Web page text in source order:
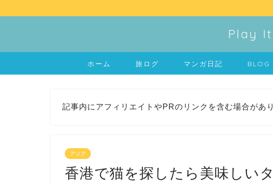
Play It
ホーム 旅ログ マンガ日記 BLOG
記事内にアフィリエイトやPRのリンクを含む場合があ
アジア
香港で猫を探したら美味しい